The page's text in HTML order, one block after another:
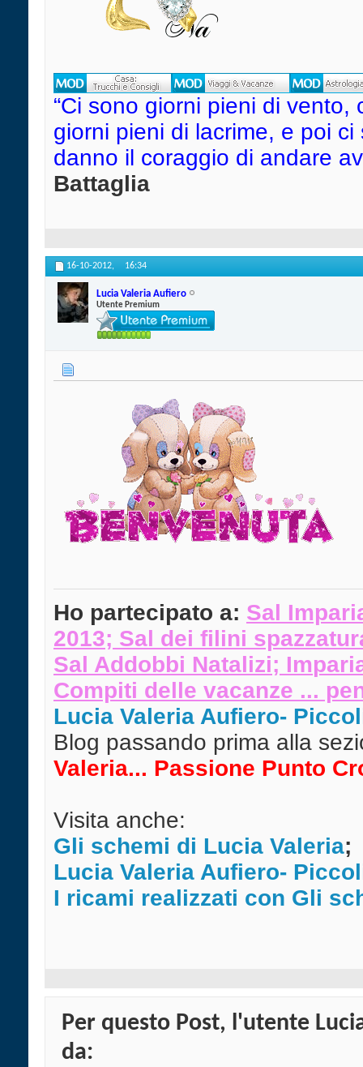
“Ci sono giorni pieni di
giorni pieni di lacrime, e poi
danno il coraggio di andare
Battaglia
16-10-2012, 16:34
Lucia Valeria Aufiero
Utente Premium
Ho partecipato a: Sal
2013; Sal dei filini
Sal Addobbi Natalizi; Im
Compiti delle vacanze ...
Lucia Valeria Aufiero-
Blog passando prima alla
Valeria... Passione Punto
Visita anche:
Gli schemi di Lucia Valeria;
Lucia Valeria Aufiero-
I ricami realizzati con Gli
Per questo Post, l'utente
da: